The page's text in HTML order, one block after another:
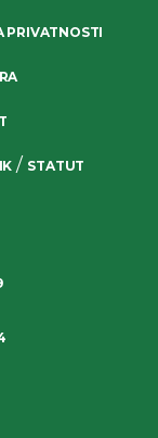
PRIVATNOSTI
/ STATUT